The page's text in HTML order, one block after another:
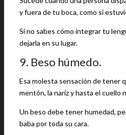
y fuera de tu boca, como si
Si no sabes cómo integrar tu
dejarla en su lugar.
9. Beso húmedo.
Esa molesta sensación de tener
mentón, la nariz y hasta el cuello
Un beso debe tener humedad,
baba por toda su cara.